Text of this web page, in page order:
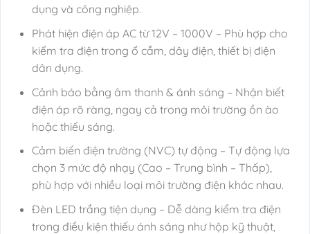
dụng và công nghiệp.
Phát hiện điện áp AC từ 12V – 1000V – Phù hợp cho
kiểm tra điện trong ổ cắm, dây điện, thiết bị điện
dân dụng.
Cảnh báo bằng âm thanh & ánh sáng – Nhận biết
điện áp rõ ràng, ngay cả trong môi trường ồn ào
hoặc thiếu sáng.
Cảm biến điện trường (NVC) tự động – Tự động lựa
chọn 3 mức độ nhạy (Cao – Trung bình – Thấp),
phù hợp với nhiều loại môi trường điện khác nhau.
Đèn LED trắng tiện dụng – Dễ dàng kiểm tra điện
trong điều kiện thiếu ánh sáng như hộp kỹ thuật,